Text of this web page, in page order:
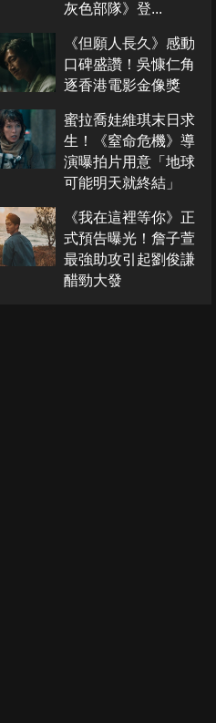
灰色部隊》登...
《但願人長久》感動
口碑盛讚！吳慷仁角
逐香港電影金像獎
蜜拉喬娃維琪末日求
生！《窒命危機》導
演曝拍片用意「地球
可能明天就終結」
《我在這裡等你》正
式預告曝光！詹子萱
最強助攻引起劉俊謙
醋勁大發